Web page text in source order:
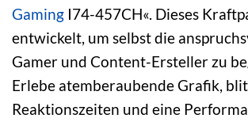
Gaming I74-457CH«. Dieses
entwickelt, um selbst die
Gamer und Content-Ersteller zu
Erlebe atemberaubende Grafik,
Reaktionszeiten und eine